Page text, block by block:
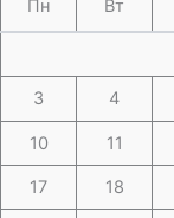
Пн Вт
3 4
10 11
17 18